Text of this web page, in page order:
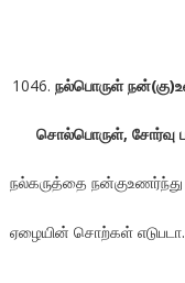
நல்பொருள்
சொல்பொருள், சோர்வு
நல்கருத்தை
ஏழையின் சொற்கள் எடுபடா.